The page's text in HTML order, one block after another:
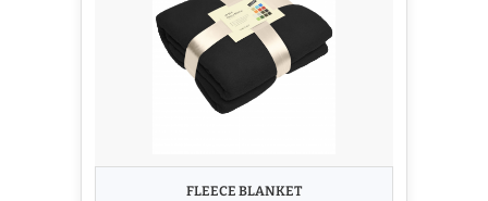
FLEECE BLANKET